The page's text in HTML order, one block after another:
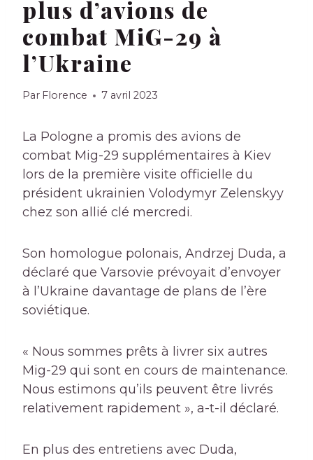
plus d’avions de
combat MiG-29 à
l’Ukraine
Par Florence 7 avril 2023
La Pologne a promis des avions de
combat Mig-29 supplémentaires à Kiev
lors de la première visite officielle du
président ukrainien Volodymyr Zelenskyy
chez son allié clé mercredi.
Son homologue polonais, Andrzej Duda, a
déclaré que Varsovie prévoyait d’envoyer
à l’Ukraine davantage de plans de l’ère
soviétique.
« Nous sommes prêts à livrer six autres
Mig-29 qui sont en cours de maintenance.
Nous estimons qu’ils peuvent être livrés
relativement rapidement », a-t-il déclaré.
En plus des entretiens avec Duda,